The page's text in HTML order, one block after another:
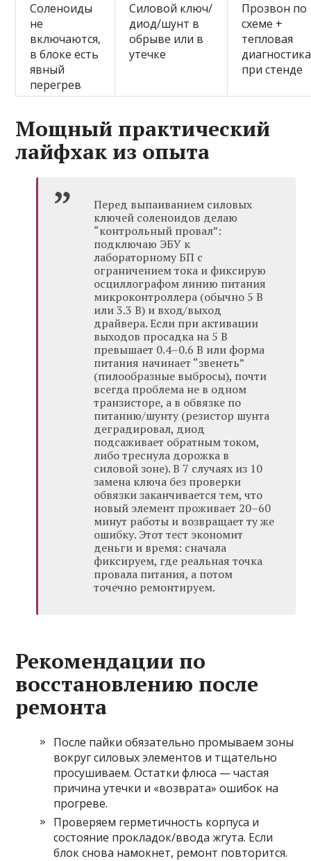
Соленоиды
не
включаются,
в блоке есть
явный
перегрев
Силовой ключ/
диод/шунт в
обрыве или в
утечке
Прозвон по
схеме +
тепловая
диагностика
при стенде
Мощный практический
лайфхак из опыта
Перед выпаиванием силовых
ключей соленоидов делаю
“контрольный провал”:
подключаю ЭБУ к
лабораторному БП с
ограничением тока и фиксирую
осциллографом линию питания
микроконтроллера (обычно 5 В
или 3.3 В) и вход/выход
драйвера. Если при активации
выходов просадка на 5 В
превышает 0.4–0.6 В или форма
питания начинает “звенеть”
(пилообразные выбросы), почти
всегда проблема не в одном
транзисторе, а в обвязке по
питанию/шунту (резистор шунта
деградировал, диод
подсаживает обратным током,
либо треснула дорожка в
силовой зоне). В 7 случаях из 10
замена ключа без проверки
обвязки заканчивается тем, что
новый элемент проживает 20–60
минут работы и возвращает ту же
ошибку. Этот тест экономит
деньги и время: сначала
фиксируем, где реальная точка
провала питания, а потом
точечно ремонтируем.
Рекомендации по
восстановлению после
ремонта
После пайки обязательно промываем зоны
вокруг силовых элементов и тщательно
просушиваем. Остатки флюса — частая
причина утечки и «возврата» ошибок на
прогреве.
Проверяем герметичность корпуса и
состояние прокладок/ввода жгута. Если
блок снова намокнет, ремонт повторится.